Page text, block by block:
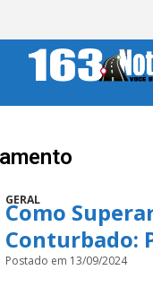
GERAL
Como
Conturbado:
Postado em 13/09/2024